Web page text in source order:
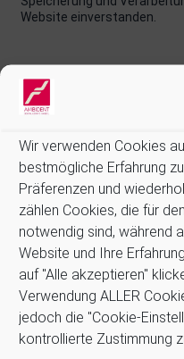
Wir verwenden Cookies
bestmögliche Erfahrung
Präferenzen und
zählen Cookies, die für
notwendig sind, während
Website und Ihre
auf "Alle akzeptieren"
Verwendung ALLER
jedoch die "Cookie-
kontrollierte Zustimmung
Website einverstanden.
Senden
Alternative:
Gefällt mir:
Ähnliche Beiträge